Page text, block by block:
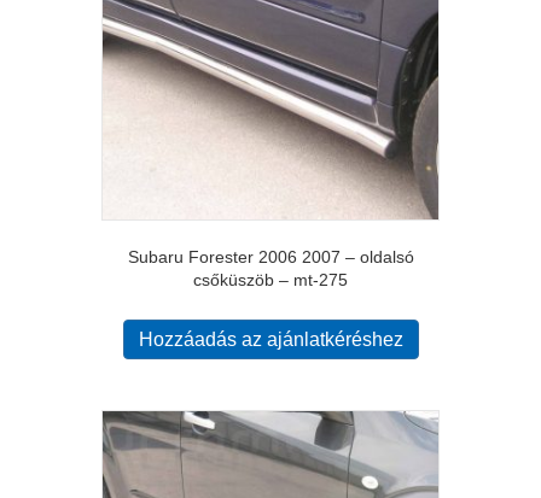
Subaru Forester 2006 2007 – oldalsó
csőküszöb – mt-275
Hozzáadás az ajánlatkéréshez